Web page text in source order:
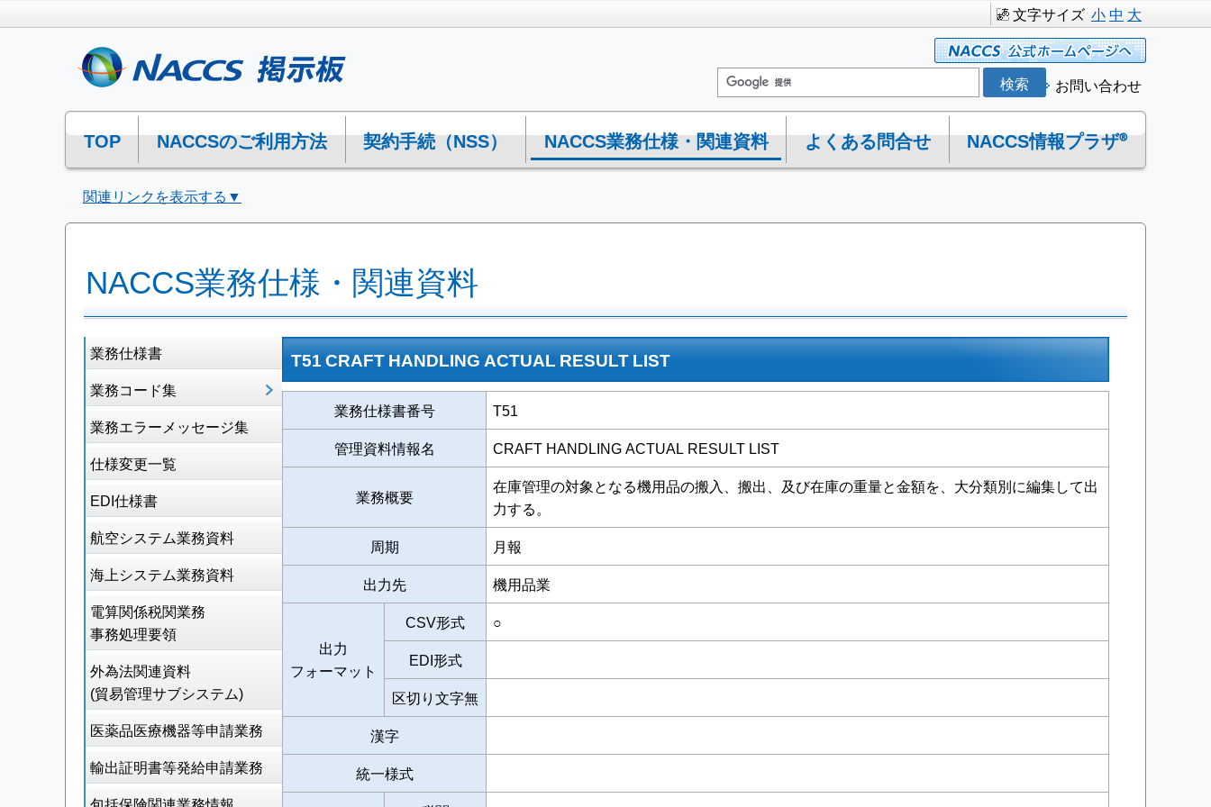
文字サイズ 小中 大
お問い合わせ
TOP NACCSのご利用方法 契約手続（NSS） NACCS業務仕様・関連資料 よくある問合せ NACCS情報プラザ®
関連リンクを表示する▼
NACCS業務仕様・関連資料
業務仕様書
業務コード集
業務エラーメッセージ集
仕様変更一覧
EDI仕様書
航空システム業務資料
海上システム業務資料
電算関係税関業務
事務処理要領
外為法関連資料
(貿易管理サブシステム)
医薬品医療機器等申請業務
輸出証明書等発給申請業務
T51 CRAFT HANDLING ACTUAL RESULT LIST
業務仕様書番号
T51
管理資料情報名
CRAFT HANDLING ACTUAL RESULT LIST
業務概要
在庫管理の対象となる機用品の搬入、搬出、及び在庫の重量と金額を、大分類別に編集して出
力する。
周期
月報
出力先
機用品業
出力
フォーマット
CSV形式
○
EDI形式
区切り文字無
漢字
統一様式